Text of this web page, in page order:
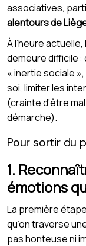
associatives,
alentours de
À l’heure
demeure difficile
« inertie sociale
soi, limiter les
(crainte d’être
démarche).
Pour sortir du
1.
émotions
La première
qu’on traverse
pas honteuse ni